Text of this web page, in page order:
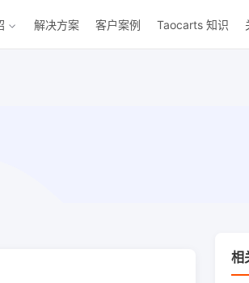
解决方案 客户案例 Taocarts 知识
相